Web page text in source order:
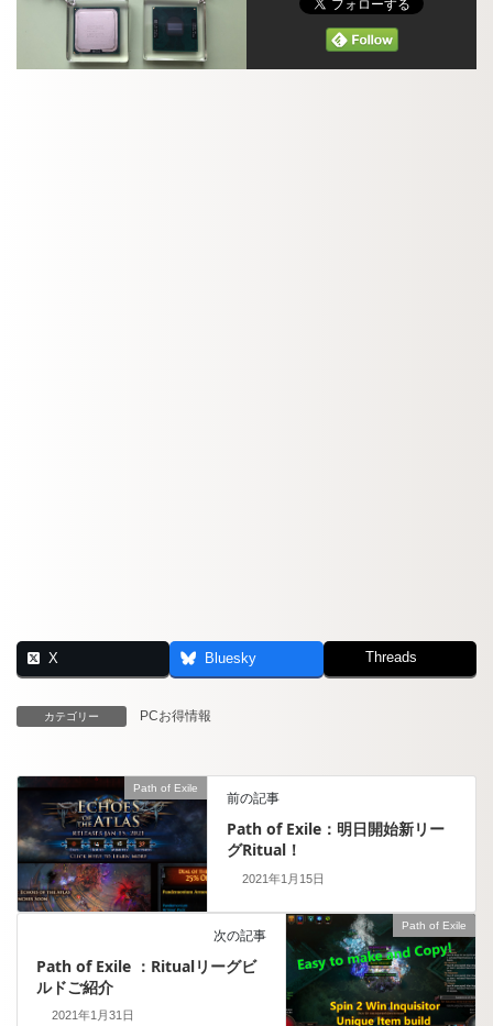
X Bluesky Threads
カテゴリー PCお得情報
Path of Exile
前の記事
Path of Exile：明日開始新リー
グRitual！
2021年1月15日
Path of Exile
次の記事
Path of Exile ：Ritualリーグビ
ルドご紹介
2021年1月31日